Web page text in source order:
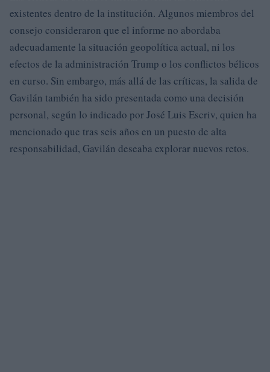
existentes dentro de la institución. Algunos miembros del
consejo consideraron que el informe no abordaba
adecuadamente la situación geopolítica actual, ni los
efectos de la administración Trump o los conflictos bélicos
en curso. Sin embargo, más allá de las críticas, la salida de
Gavilán también ha sido presentada como una decisión
personal, según lo indicado por José Luis Escriv, quien ha
mencionado que tras seis años en un puesto de alta
responsabilidad, Gavilán deseaba explorar nuevos retos.